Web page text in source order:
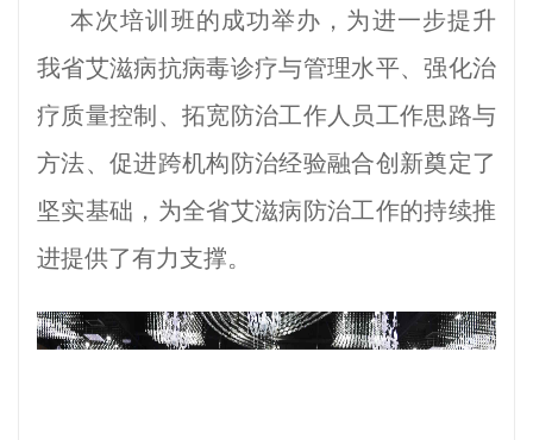
本次培训班的成功举办，为进一步提升
我省艾滋病抗病毒诊疗与管理水平、强化治
疗质量控制、拓宽防治工作人员工作思路与
方法、促进跨机构防治经验融合创新奠定了
坚实基础，为全省艾滋病防治工作的持续推
进提供了有力支撑。